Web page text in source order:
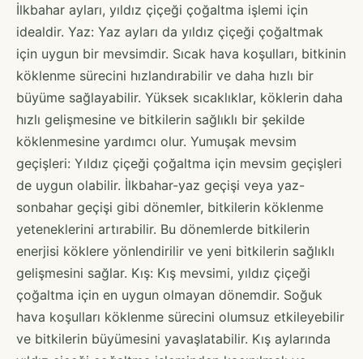
İlkbahar ayları, yıldız çiçeği çoğaltma işlemi için
idealdir. Yaz: Yaz ayları da yıldız çiçeği çoğaltmak
için uygun bir mevsimdir. Sıcak hava koşulları, bitkinin
köklenme sürecini hızlandırabilir ve daha hızlı bir
büyüme sağlayabilir. Yüksek sıcaklıklar, köklerin daha
hızlı gelişmesine ve bitkilerin sağlıklı bir şekilde
köklenmesine yardımcı olur. Yumuşak mevsim
geçişleri: Yıldız çiçeği çoğaltma için mevsim geçişleri
de uygun olabilir. İlkbahar-yaz geçişi veya yaz-
sonbahar geçişi gibi dönemler, bitkilerin köklenme
yeteneklerini artırabilir. Bu dönemlerde bitkilerin
enerjisi köklere yönlendirilir ve yeni bitkilerin sağlıklı
gelişmesini sağlar. Kış: Kış mevsimi, yıldız çiçeği
çoğaltma için en uygun olmayan dönemdir. Soğuk
hava koşulları köklenme sürecini olumsuz etkileyebilir
ve bitkilerin büyümesini yavaşlatabilir. Kış aylarında